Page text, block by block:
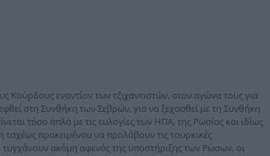
Κούρδους εναντίον των τζιχαντιστών, στον αγώνα τους για
στη Συνθήκη των Σεβρών, για να ξεχασθεί με τη Συνθήκη
τόσο απλά με τις ευλογίες των ΗΠΑ, της Ρωσίας και ιδίως
ταχέως προκειμένου να προλάβουν τις τουρκικές
ακόμη αφενός της υποστήριξης των Ρώσων, οι